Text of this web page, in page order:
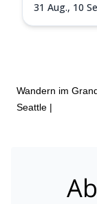
31 Aug., 10
Wandern im
Seattle |